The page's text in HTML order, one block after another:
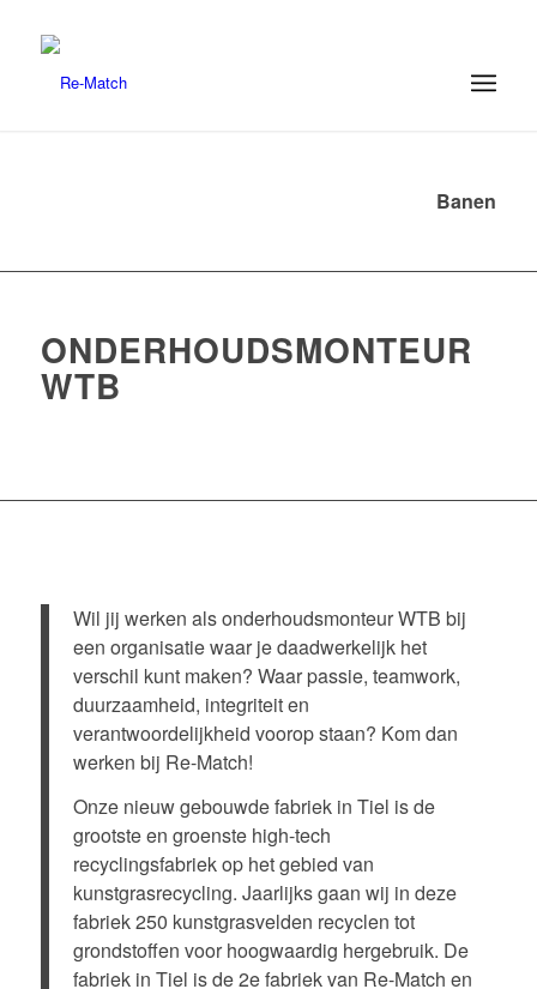
Banen
ONDERHOUDSMONTEUR
WTB
Wil jij werken als onderhoudsmonteur WTB bij
een organisatie waar je daadwerkelijk het
verschil kunt maken? Waar passie, teamwork,
duurzaamheid, integriteit en
verantwoordelijkheid voorop staan? Kom dan
werken bij Re-Match!
Onze nieuw gebouwde fabriek in Tiel is de
grootste en groenste high-tech
recyclingsfabriek op het gebied van
kunstgrasrecycling. Jaarlijks gaan wij in deze
fabriek 250 kunstgrasvelden recyclen tot
grondstoffen voor hoogwaardig hergebruik. De
fabriek in Tiel is de 2e fabriek van Re-Match en